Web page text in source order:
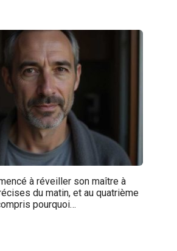
à réveiller son maître à
du matin, et au quatrième
pourquoi…